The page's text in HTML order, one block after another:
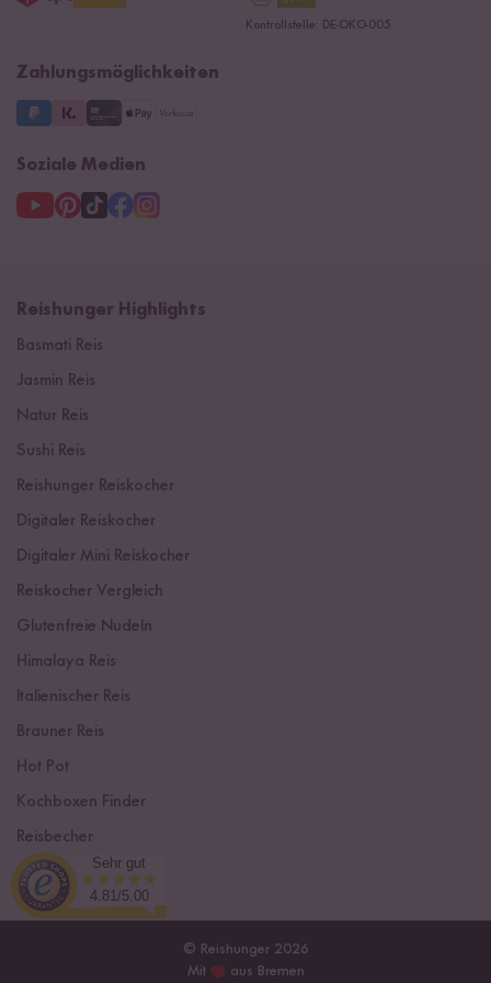
Datenschutzerklärung
3 Jahre Garantie
Kontrollstelle: DE-ÖKO-005
Zahlungsmöglichkeiten
Soziale Medien
Reishunger Highlights
Basmati Reis
Jasmin Reis
Natur Reis
Sushi Reis
Reishunger Reiskocher
Digitaler Reiskocher
Digitaler Mini Reiskocher
Reiskocher Vergleich
Glutenfreie Nudeln
Himalaya Reis
Italienischer Reis
Brauner Reis
Hot Pot
Kochboxen Finder
Reisbecher
Sushi Einsteiger Box
© Reishunger 2026
Mit
aus Bremen
Sehr gut
4.81/5.00